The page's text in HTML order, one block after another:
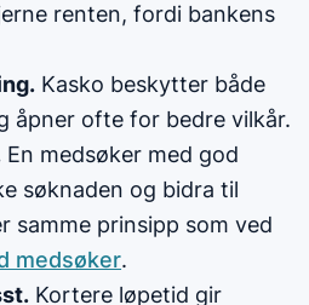
renten, fordi bankens
Kasko beskytter både
åpner ofte for bedre vilkår.
En medsøker med god
søknaden og bidra til
samme prinsipp som ved
medsøker.
Kortere løpetid gir